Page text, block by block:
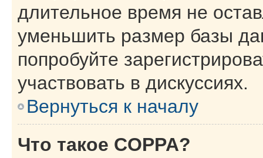
длительное время не
уменьшить размер базы
попробуйте
участвовать в дискуссиях.
Вернуться к началу
Что такое COPPA?